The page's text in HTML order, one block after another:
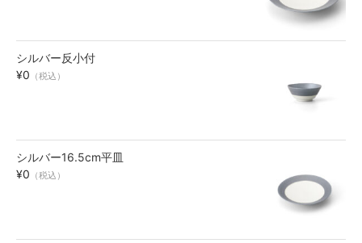
シルバー反小付
¥0 （税込）
シルバー16.5cm平皿
¥0 （税込）